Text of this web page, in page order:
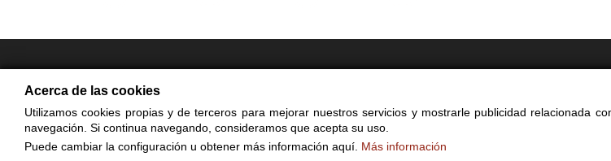
© Copyright 2014-2026 Ociocultura Network SL - All
El uso de esta web significa la aceptación de nuestra
Acerca de las cookies
Utilizamos cookies propias y de terceros para mejorar nuestros servicios y mostrarle publicidad relacionada
navegación. Si continua navegando, consideramos que acepta su uso.
Puede cambiar la configuración u obtener más información aquí. Más información